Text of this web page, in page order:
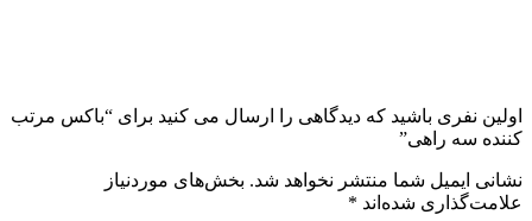
اولین نفری باشید که دیدگاهی را ارسال می کنید برای “باکس مرتب
کننده سه راهی”
نشانی ایمیل شما منتشر نخواهد شد. بخش‌های موردنیاز
علامت‌گذاری شده‌اند *